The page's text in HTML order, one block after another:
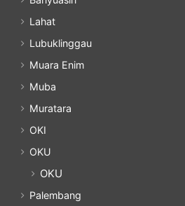
Lahat
Lubuklinggau
Muara Enim
Muba
Muratara
OKI
OKU
OKU
Palembang